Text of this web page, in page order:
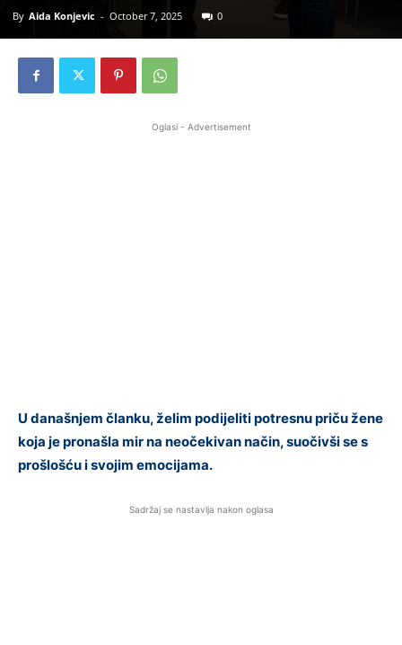
By Aida Konjevic - October 7, 2025 0
Oglasi - Advertisement
U današnjem članku, želim podijeliti potresnu priču žene
koja je pronašla mir na neočekivan način, suočivši se s
prošlošću i svojim emocijama.
Sadržaj se nastavlja nakon oglasa